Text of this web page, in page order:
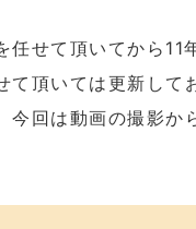
せて頂いてから11
て頂いては更新して
今回は動画の撮影か